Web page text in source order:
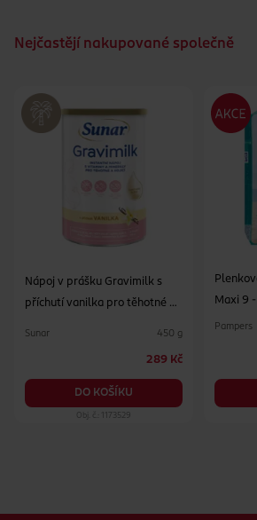
Nejčastějí nakupované společně
Nápoj v prášku Gravimilk s
příchutí vanilka pro těhotné a
Sunar 450 g
289 Kč
DO KOŠÍKU
Obj. č.: 1173529
Maxi 9
Pampers